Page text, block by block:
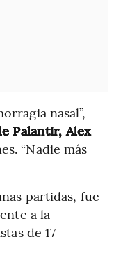
nasal”,
Palantir, Alex
“Nadie más
partidas, fue
a la
de 17